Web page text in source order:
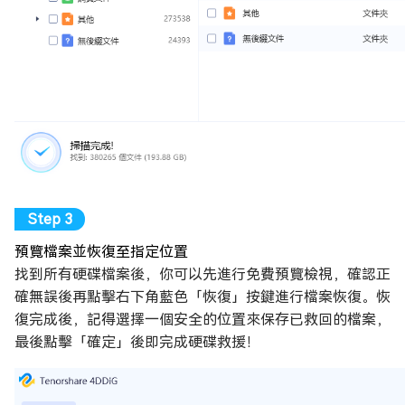
預覽檔案並恢復至指定位置
找到所有硬碟檔案後，你可以先進行免費預覽檢視，確認正
確無誤後再點擊右下角藍色「恢復」按鍵進行檔案恢復。恢
復完成後，記得選擇一個安全的位置來保存已救回的檔案，
最後點擊「確定」後即完成硬碟救援！